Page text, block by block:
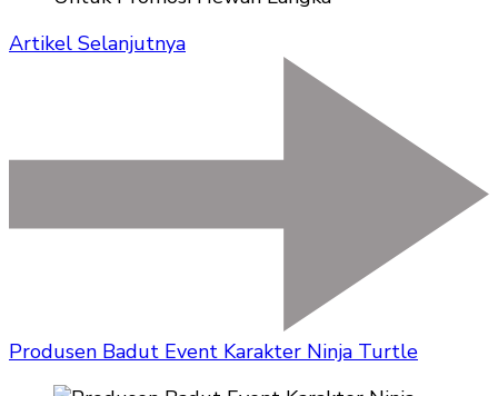
Artikel Selanjutnya
Produsen Badut Event Karakter Ninja Turtle